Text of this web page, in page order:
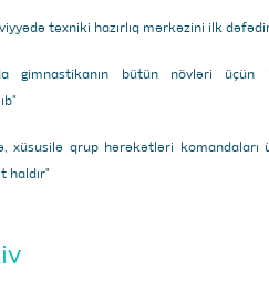
texniki hazırlıq mərkəzini ilk
gimnastikanın bütün növləri üçün
xüsusilə qrup hərəkətləri komandaları
haldır"